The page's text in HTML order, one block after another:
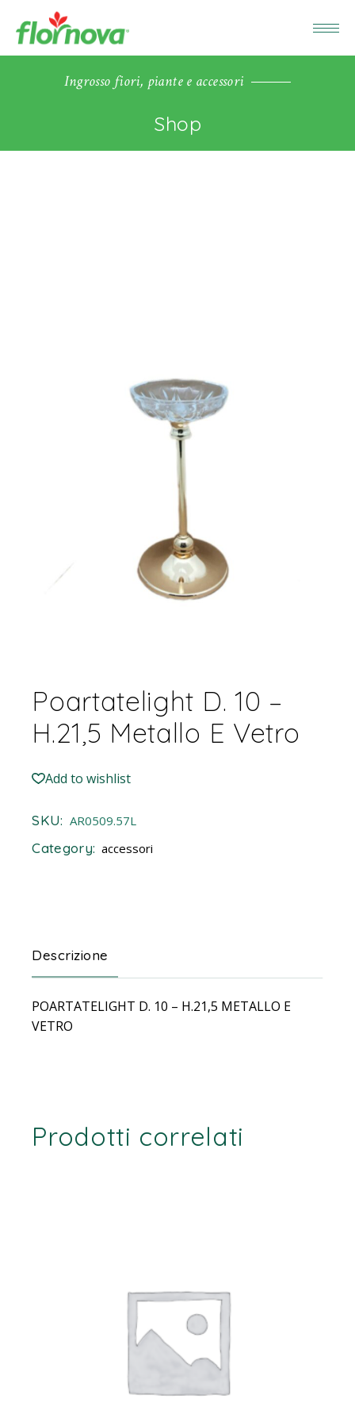
Ingrosso fiori, piante e accessori
Shop
Poartatelight D. 10 –
H.21,5 Metallo E Vetro
Add to wishlist
SKU: AR0509.57L
Category: accessori
Descrizione
POARTATELIGHT D. 10 – H.21,5 METALLO E
VETRO
Prodotti correlati